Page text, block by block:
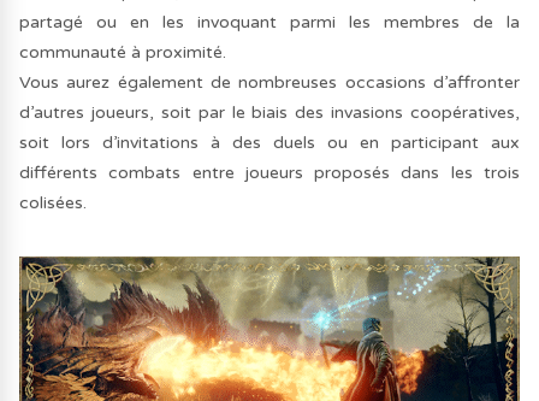
partagé ou en les invoquant parmi les membres de la
communauté à proximité.
Vous aurez également de nombreuses occasions d’affronter
d’autres joueurs, soit par le biais des invasions coopératives,
soit lors d’invitations à des duels ou en participant aux
différents combats entre joueurs proposés dans les trois
colisées.